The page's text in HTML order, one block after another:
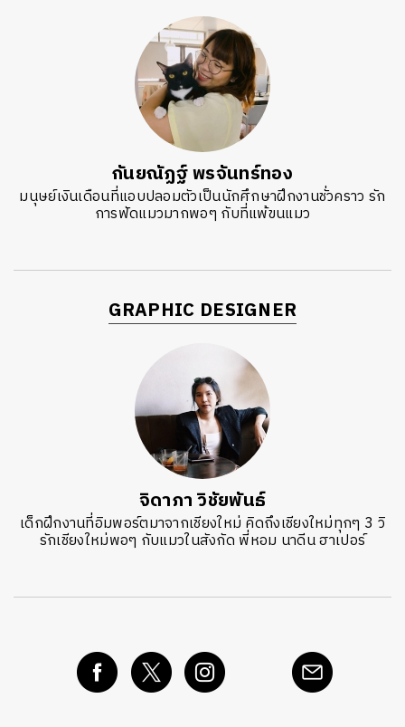
กันยณัฏฐ์ พรจันทร์ทอง
มนุษย์เงินเดือนที่แอบปลอมตัวเป็นนักศึกษาฝึกงานชั่วคราว รัก
การฟัดแมวมากพอๆ กับที่แพ้ขนแมว
GRAPHIC DESIGNER
จิดาภา วิชัยพันธ์
เด็กฝึกงานที่อิมพอร์ตมาจากเชียงใหม่ คิดถึงเชียงใหม่ทุกๆ 3 วิ
รักเชียงใหม่พอๆ กับแมวในสังกัด พี่หอม นาดีน ฮาเปอร์